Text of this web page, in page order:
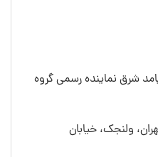
شرق نماینده رسمی گروه
ولنجک، خیابان